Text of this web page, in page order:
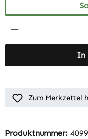
Produkt
In
Zum Merkzettel
Produktnummer: